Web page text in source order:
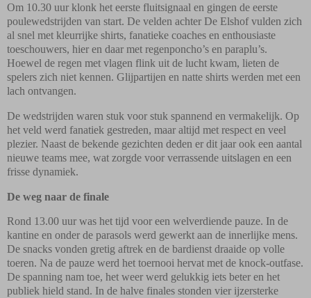
Om 10.30 uur klonk het eerste fluitsignaal en gingen de eerste
poulewedstrijden van start. De velden achter De Elshof vulden zich
al snel met kleurrijke shirts, fanatieke coaches en enthousiaste
toeschouwers, hier en daar met regenponcho’s en paraplu’s.
Hoewel de regen met vlagen flink uit de lucht kwam, lieten de
spelers zich niet kennen. Glijpartijen en natte shirts werden met een
lach ontvangen.
De wedstrijden waren stuk voor stuk spannend en vermakelijk. Op
het veld werd fanatiek gestreden, maar altijd met respect en veel
plezier. Naast de bekende gezichten deden er dit jaar ook een aantal
nieuwe teams mee, wat zorgde voor verrassende uitslagen en een
frisse dynamiek.
De weg naar de finale
Rond 13.00 uur was het tijd voor een welverdiende pauze. In de
kantine en onder de parasols werd gewerkt aan de innerlijke mens.
De snacks vonden gretig aftrek en de bardienst draaide op volle
toeren. Na de pauze werd het toernooi hervat met de knock-outfase.
De spanning nam toe, het weer werd gelukkig iets beter en het
publiek hield stand. In de halve finales stonden vier ijzersterke